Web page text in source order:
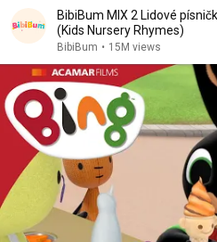
BibiBum MIX 2 Lidové
(Kids Nursery Rhymes)
BibiBum • 15M views